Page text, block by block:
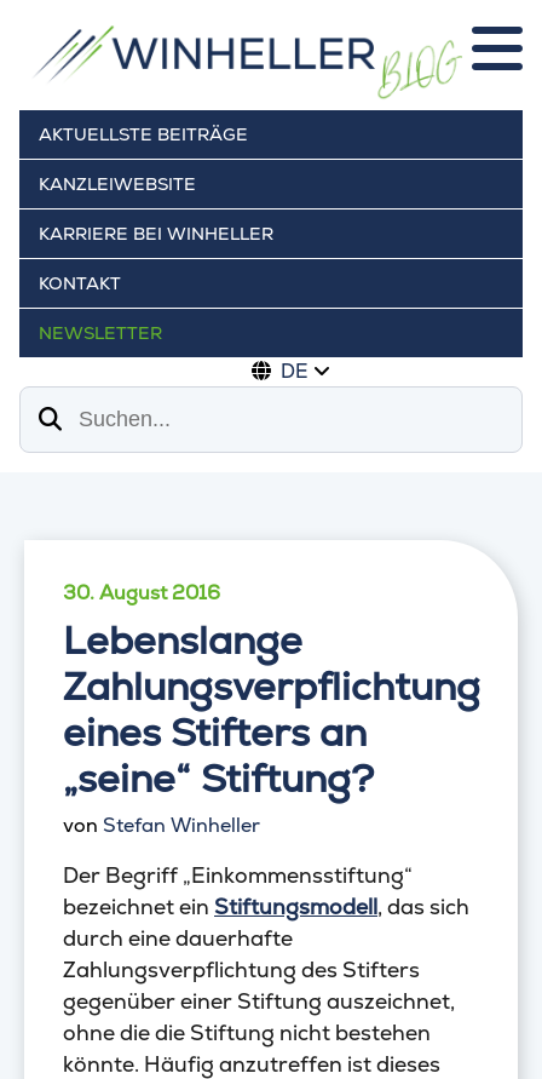
AKTUELLSTE BEITRÄGE
KANZLEIWEBSITE
KARRIERE BEI WINHELLER
KONTAKT
NEWSLETTER
DE
Suchen
30. August 2016
Lebenslange
Zahlungsverpflichtung
eines Stifters an
„seine“ Stiftung?
von Stefan Winheller
Der Begriff „Einkommensstiftung“
bezeichnet ein Stiftungsmodell, das sich
durch eine dauerhafte
Zahlungsverpflichtung des Stifters
gegenüber einer Stiftung auszeichnet,
ohne die die Stiftung nicht bestehen
könnte. Häufig anzutreffen ist dieses